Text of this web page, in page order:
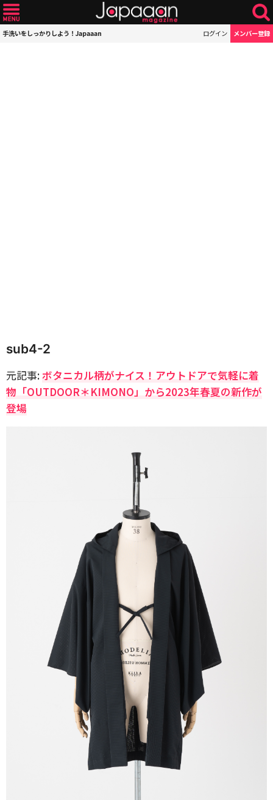
手洗いをしっかりしよう！Japaaan ログイン メンバー登録
sub4-2
元記事:ボタニカル柄がナイス！アウトドアで気軽に着
物「OUTDOOR＊KIMONO」から2023年春夏の新作が
登場